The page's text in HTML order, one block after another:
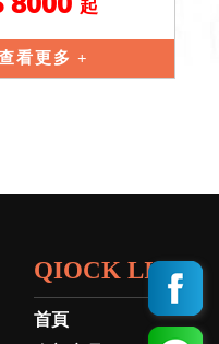
起
看更多
QIOCK LINK
首頁